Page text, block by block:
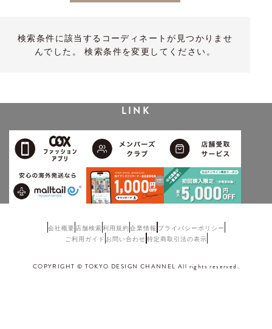
検索条件に該当するコーディネートが見つかりませ
んでした。 検索条件を変更してください。
LINK
会社概要 店舗検索利用規約企業情報 プライバシーポリシー
ご利用ガイド お問い合わせ 特定商取引法の表示
COPYRIGHT © TOKYO DESIGN CHANNEL All rights reserved.